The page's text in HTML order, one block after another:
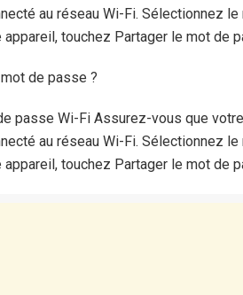
au réseau Wi-Fi. Sélectionnez le
touchez Partager le mot de
de passe ?
passe Wi-Fi Assurez-vous que
au réseau Wi-Fi. Sélectionnez le
touchez Partager le mot de